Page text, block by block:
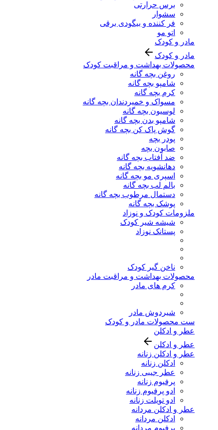
برس حرارتی
سشوار
فر کننده و بیگودی برقی
اتو مو
مادر و کودک
مادر و کودک
محصولات بهداشت و مراقبت کودک
روغن بچه گانه
شامپو بچه گانه
کرم بچه گانه
مسواک و خمیردندان بچه گانه
لوسیون بچه گانه
شامپو بدن بچه گانه
گوش پاک کن بچه گانه
پودر بچه
صابون بچه
ضد آفتاب بچه گانه
دهانشویه بچه گانه
اسپری مو بچه گانه
بالم لب بچه گانه
دستمال مرطوب بچه گانه
پوشک بچه گانه
ملزومات کودک و نوزاد
شیشه شیر کودک
پستانک نوزاد
ناخن گیر کودک
محصولات بهداشت و مراقبت مادر
کرم های مادر
شیردوش مادر
ست محصولات مادر و کودک
عطر و ادکلن
عطر و ادکلن
عطر و ادکلن زنانه
ادکلن زنانه
عطر جیبی زنانه
پرفیوم زنانه
ادو پرفیوم زنانه
ادو تویلت زنانه
عطر و ادکلن مردانه
ادکلن مردانه
پرفیوم مردانه